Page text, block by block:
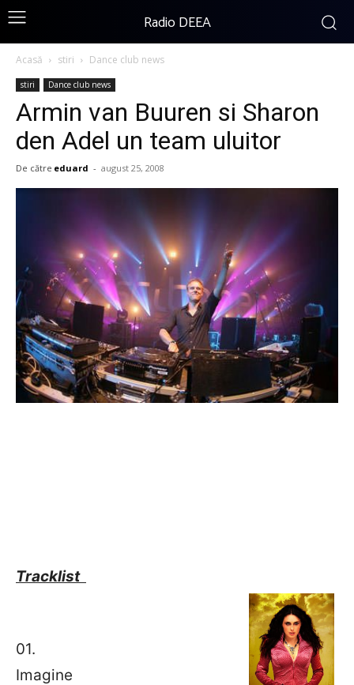
Radio DEEA
Acasă stiri Dance club news
stiri Dance club news
Armin van Buuren si Sharon
den Adel un team uluitor
De către eduard - august 25, 2008
Tracklist
01.
Imagine